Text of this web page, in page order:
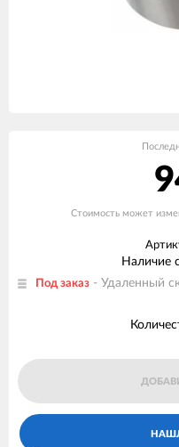
Стоимость может
Наличие
Под заказ - Удаленный